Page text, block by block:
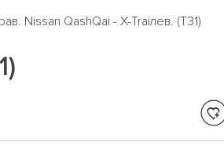
Nissan QashQai - X-Traiлев. (T31)